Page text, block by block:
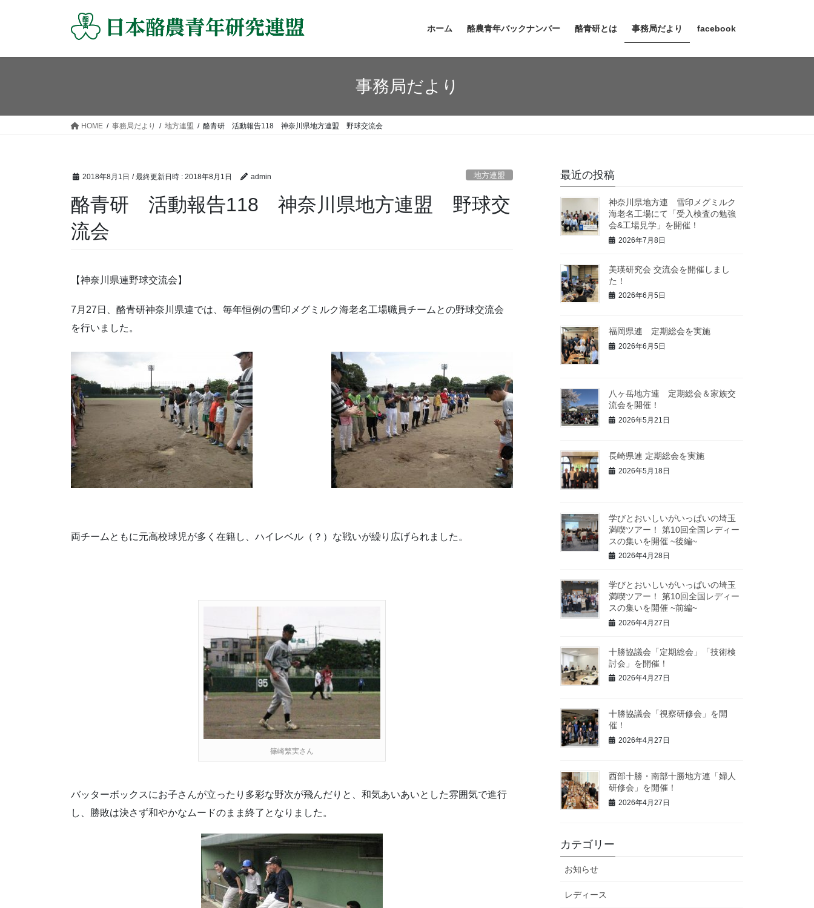
ホーム 酪農青年バックナンバー 酪青研とは 事務局だより facebook
事務局だより
HOME 事務局だより 地方連盟 酪青研 活動報告118 神奈川県地方連盟 野球交流会
2018年8月1日 / 最終更新日時 : 2018年8月1日 admin 地方連盟
酪青研 活動報告118 神奈川県地方連盟 野球交
流会
【神奈川県連野球交流会】
7月27日、酪青研神奈川県連では、毎年恒例の雪印メグミルク海老名工場職員チームとの野球交流会
を行いました。
両チームともに元高校球児が多く在籍し、ハイレベル（？）な戦いが繰り広げられました。
篠崎繁実さん
バッターボックスにお子さんが立ったり多彩な野次が飛んだりと、和気あいあいとした雰囲気で進行
し、勝敗は決さず和やかなムードのまま終了となりました。
最近の投稿
神奈川県地方連 雪印メグミルク
海老名工場にて「受入検査の勉強
会&工場見学」を開催！
2026年7月8日
美瑛研究会 交流会を開催しまし
た！
2026年6月5日
福岡県連 定期総会を実施
2026年6月5日
八ヶ岳地方連 定期総会＆家族交
流会を開催！
2026年5月21日
長崎県連 定期総会を実施
2026年5月18日
学びとおいしいがいっぱいの埼玉
満喫ツアー！ 第10回全国レディー
スの集いを開催 ~後編~
2026年4月28日
学びとおいしいがいっぱいの埼玉
満喫ツアー！ 第10回全国レディー
スの集いを開催 ~前編~
2026年4月27日
十勝協議会「定期総会」「技術検
討会」を開催！
2026年4月27日
十勝協議会「視察研修会」を開
催！
2026年4月27日
西部十勝・南部十勝地方連「婦人
研修会」を開催！
2026年4月27日
カテゴリー
お知らせ
レディース